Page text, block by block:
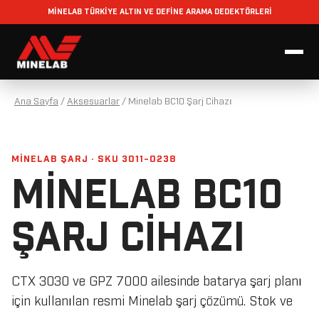
MİNELAB TÜRKİYE ALTIN VE DEFİNE ARAMA DEDEKTÖRLERİ
Ana Sayfa / Aksesuarlar / Minelab BC10 Şarj Cihazı
MINELAB ŞARJ · SKU 3011-0238
MINELAB BC10
ŞARJ CIHAZI
CTX 3030 ve GPZ 7000 ailesinde batarya şarj planı
için kullanılan resmi Minelab şarj çözümü. Stok ve